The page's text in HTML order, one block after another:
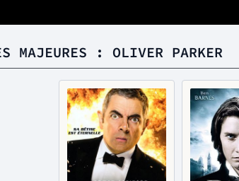
MAJEURES : OLIVER PARKER